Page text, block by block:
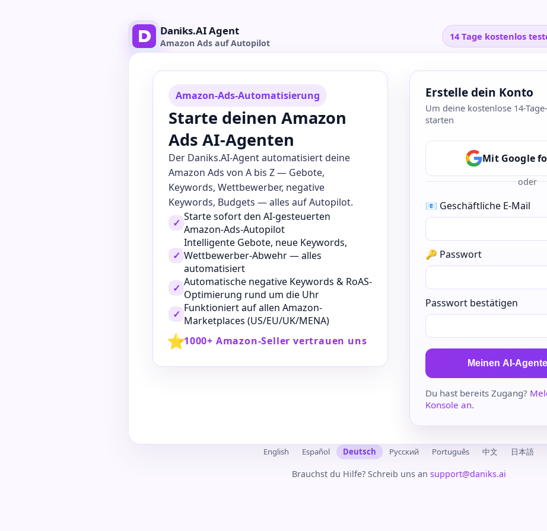
Daniks.AI Agent
Amazon Ads auf Autopilot
14 Tage kostenlos
Amazon-Ads-Automatisierung
Starte deinen Amazon
Ads AI-Agenten
Der Daniks.AI-Agent automatisiert deine
Amazon Ads von A bis Z — Gebote,
Keywords, Wettbewerber, negative
Keywords, Budgets — alles auf Autopilot.
✓ Starte sofort den AI-gesteuerten
Amazon-Ads-Autopilot
✓
Intelligente Gebote, neue Keywords,
Wettbewerber-Abwehr — alles
automatisiert
✓ Automatische negative Keywords & RoAS-
Optimierung rund um die Uhr
✓ Funktioniert auf allen Amazon-
Marketplaces (US/EU/UK/MENA)
⭐1000+ Amazon-Seller vertrauen uns
Erstelle dein Konto
Um deine kostenlose 14-
starten
Mit Google
oder
📧 Geschäftliche E-Mail
🔑 Passwort
Passwort bestätigen
Meinen AI-
Du hast bereits Zugang?
Konsole an.
English Español Deutsch Русский Português 中文 日本語
Brauchst du Hilfe? Schreib uns an support@daniks.ai